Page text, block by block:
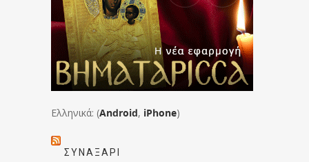
Ελληνικά: (Android, iPhone)
ΣΥΝΑΞΆΡΙ